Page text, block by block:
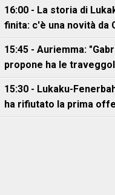
16:00 - La storia di
finita: c'è una novità da
15:45 - Auriemma:
propone ha le
15:30 - Lukaku-
ha rifiutato la prima